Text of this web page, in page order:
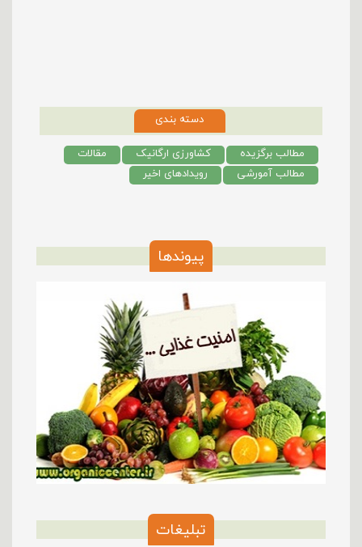
دسته بندی
مطالب برگزیده
کشاورزی ارگانیک
مقالات
مطالب آمورشی
رویدادهای اخیر
پیوندها
تبلیغات